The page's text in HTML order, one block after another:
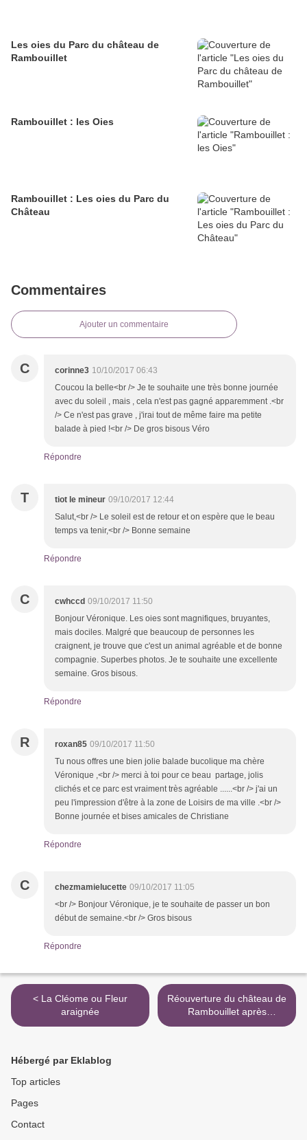
Les oies du Parc du château de
Rambouillet
Rambouillet : les Oies
Rambouillet : Les oies du Parc du
Château
Commentaires
Ajouter un commentaire
C corinne3 10/10/2017 06:43
Coucou la belle<br /> Je te souhaite une très bonne journée
avec du soleil , mais , cela n'est pas gagné apparemment .<br
/> Ce n'est pas grave , j'irai tout de même faire ma petite
balade à pied !<br /> De gros bisous Véro
Répondre
T tiot le mineur 09/10/2017 12:44
Salut,<br /> Le soleil est de retour et on espère que le beau
temps va tenir,<br /> Bonne semaine
Répondre
C cwhccd 09/10/2017 11:50
Bonjour Véronique. Les oies sont magnifiques, bruyantes,
mais dociles. Malgré que beaucoup de personnes les
craignent, je trouve que c'est un animal agréable et de bonne
compagnie. Superbes photos. Je te souhaite une excellente
semaine. Gros bisous.
Répondre
R roxan85 09/10/2017 11:50
Tu nous offres une bien jolie balade bucolique ma chère
Véronique ,<br /> merci à toi pour ce beau partage, jolis
clichés et ce parc est vraiment très agréable ......<br /> j'ai un
peu l'impression d'être à la zone de Loisirs de ma ville .<br />
Bonne journée et bises amicales de Christiane
Répondre
C chezmamielucette 09/10/2017 11:05
<br /> Bonjour Véronique, je te souhaite de passer un bon
début de semaine.<br /> Gros bisous
Répondre
< La Cléome ou Fleur
araignée
Réouverture du château de
Rambouillet après
restauration >
Hébergé par Eklablog
Top articles
Pages
Contact